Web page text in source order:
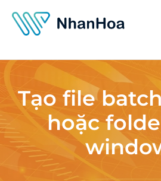
Tạo file
hoặc